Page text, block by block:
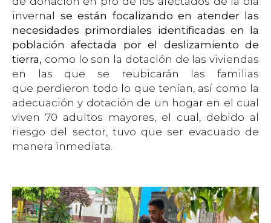
invernal se están focalizando en atender las
necesidades primordiales identificadas en la
población afectada por el deslizamiento de
tierra, como lo son la dotación de las viviendas
en las que se reubicarán las familias
que perdieron todo lo que tenían, así como la
adecuación y dotación de un hogar en el cual
viven 70 adultos mayores, el cual, debido al
riesgo del sector, tuvo que ser evacuado de
manera inmediata.